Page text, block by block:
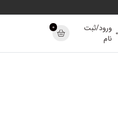
ورود/ثبت
نام
0